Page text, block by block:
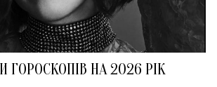
ГОРОСКОПІВ НА 2026 РІК